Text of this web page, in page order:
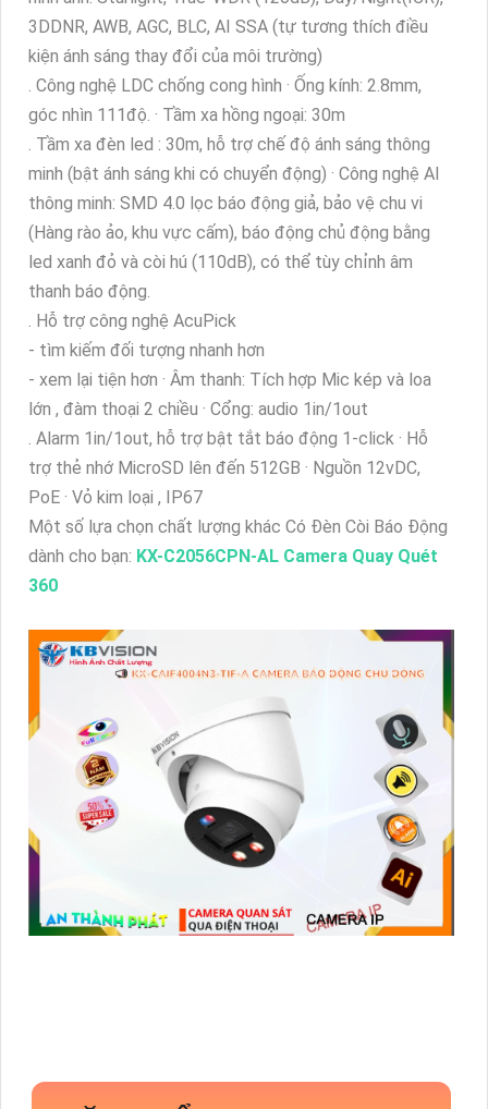
3DDNR, AWB, AGC, BLC, AI SSA (tự tương thích điều
kiện ánh sáng thay đổi của môi trường)
. Công nghệ LDC chống cong hình · Ống kính: 2.8mm,
góc nhìn 111độ. · Tầm xa hồng ngoại: 30m
. Tầm xa đèn led : 30m, hỗ trợ chế độ ánh sáng thông
minh (bật ánh sáng khi có chuyển động) · Công nghệ AI
thông minh: SMD 4.0 lọc báo động giả, bảo vệ chu vi
(Hàng rào ảo, khu vực cấm), báo động chủ động bằng
led xanh đỏ và còi hú (110dB), có thể tùy chỉnh âm
thanh báo động.
. Hỗ trợ công nghệ AcuPick
- tìm kiếm đối tượng nhanh hơn
- xem lại tiện hơn · Âm thanh: Tích hợp Mic kép và loa
lớn , đàm thoại 2 chiều · Cổng: audio 1in/1out
. Alarm 1in/1out, hỗ trợ bật tắt báo động 1-click · Hỗ
trợ thẻ nhớ MicroSD lên đến 512GB · Nguồn 12vDC,
PoE · Vỏ kim loại , IP67
Một số lựa chọn chất lượng khác Có Ðèn Còi Báo Động
dành cho bạn: KX-C2056CPN-AL Camera Quay Quét
360